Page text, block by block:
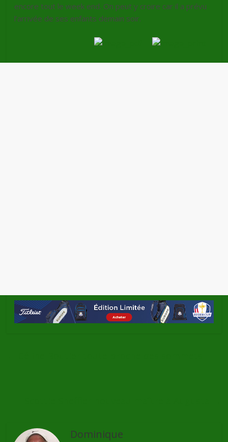
encore tout le week end. On peut y croire car il a prévu
l’arrivée de ses enfants demain soir.
Dominique